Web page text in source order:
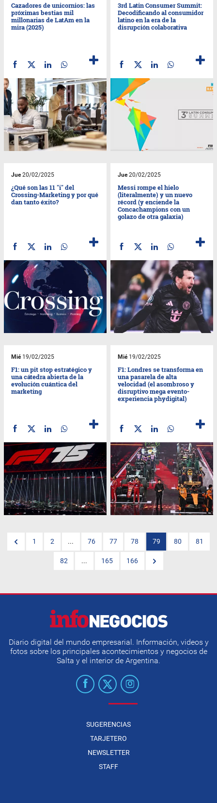
Cazadores de unicornios: las
próximas bestias mil
millonarias de LatAm en la
mira (2025)
3rd Latin Consumer Summit:
Decodificando al consumidor
latino en la era de la
disrupción colaborativa
Jue20/02/2025
¿Qué son las 11 "i" del
Crossing-Marketing y por qué
dan tanto éxito?
Jue20/02/2025
Messi rompe el hielo
(literalmente) y un nuevo
récord (y enciende la
Concachampions con un
golazo de otra galaxia)
Mié19/02/2025
F1: un pit stop estratégico y
una cátedra abierta de la
evolución cuántica del
marketing
Mié19/02/2025
F1: Londres se transforma en
una pasarela de alta
velocidad (el asombroso y
disruptivo mega evento-
experiencia phydigital)
1 2 ... 76 77 78 79 80 81
82 ... 165 166
Diario digital del mundo empresarial. Información, videos y
fotos sobre los principales acontecimientos y negocios de
Salta y el interior de Argentina.
SUGERENCIAS
TARJETERO
NEWSLETTER
STAFF